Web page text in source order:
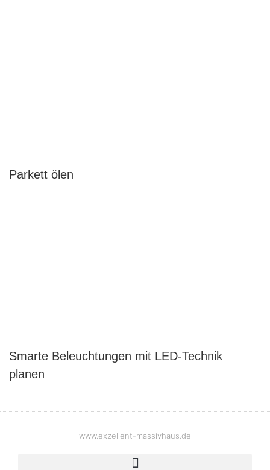
Parkett ölen
Smarte Beleuchtungen mit LED-Technik
planen
www.exzellent-massivhaus.de